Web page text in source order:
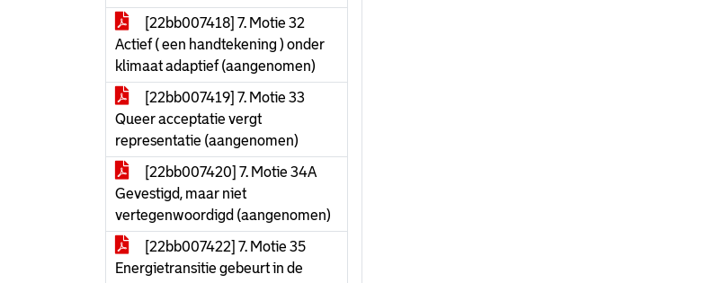
[22bb007418] 7. Motie 32
Actief ( een handtekening ) onder
klimaat adaptief (aangenomen)
[22bb007419] 7. Motie 33
Queer acceptatie vergt
representatie (aangenomen)
[22bb007420] 7. Motie 34A
Gevestigd, maar niet
vertegenwoordigd (aangenomen)
[22bb007422] 7. Motie 35
Energietransitie gebeurt in de